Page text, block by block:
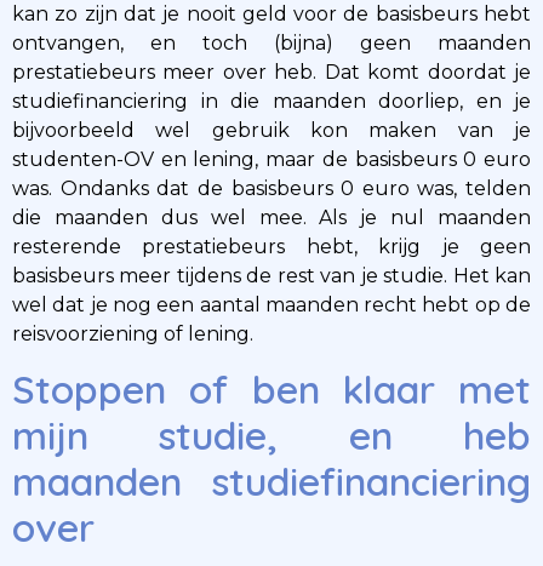
kan zo zijn dat je nooit geld voor de basisbeurs hebt
ontvangen, en toch (bijna) geen maanden
prestatiebeurs meer over heb. Dat komt doordat je
studiefinanciering in die maanden doorliep, en je
bijvoorbeeld wel gebruik kon maken van je
studenten-OV en lening, maar de basisbeurs 0 euro
was. Ondanks dat de basisbeurs 0 euro was, telden
die maanden dus wel mee. Als je nul maanden
resterende prestatiebeurs hebt, krijg je geen
basisbeurs meer tijdens de rest van je studie. Het kan
wel dat je nog een aantal maanden recht hebt op de
reisvoorziening of lening.
Stoppen of ben klaar met
mijn studie, en heb
maanden studiefinanciering
over